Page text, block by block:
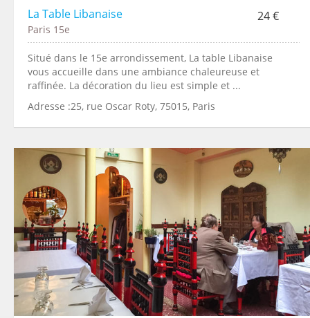
La Table Libanaise 24 €
Paris 15e
Situé dans le 15e arrondissement, La table Libanaise
vous accueille dans une ambiance chaleureuse et
raffinée. La décoration du lieu est simple et ...
Adresse :25, rue Oscar Roty, 75015, Paris